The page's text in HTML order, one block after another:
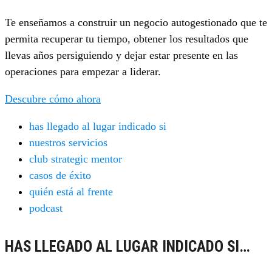
Te enseñamos a construir un negocio autogestionado que te
permita recuperar tu tiempo, obtener los resultados que
llevas años persiguiendo y dejar estar presente en las
operaciones para empezar a liderar.
Descubre cómo ahora
has llegado al lugar indicado si
nuestros servicios
club strategic mentor
casos de éxito
quién está al frente
podcast
HAS LLEGADO AL LUGAR INDICADO SI…